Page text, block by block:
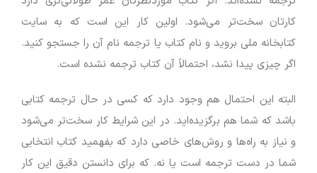
کارتان سخت‌تر می‌شود. اولین کار این است که به سایت
کتابخانه ملی بروید و نام کتاب یا ترجمه نام آن را جستجو کنید.
اگر چیزی پیدا نشد، احتمالاً آن کتاب ترجمه نشده است.
البته این احتمال هم وجود دارد که کسی در حال ترجمه کتابی
باشد که شما هم برگزیده‌اید. در این شرایط کار سخت‌تر می‌شود
و نیاز به راه‌ها و روش‌های خاصی دارد که بفهمید کتاب انتخابی
شما در دست ترجمه است یا نه. که برای دانستن دقیق این کار